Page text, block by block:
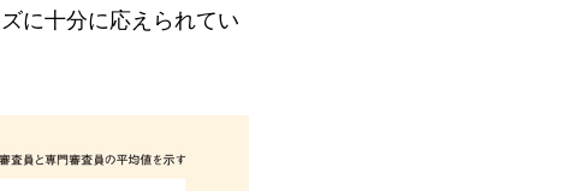
に十分に応えられてい